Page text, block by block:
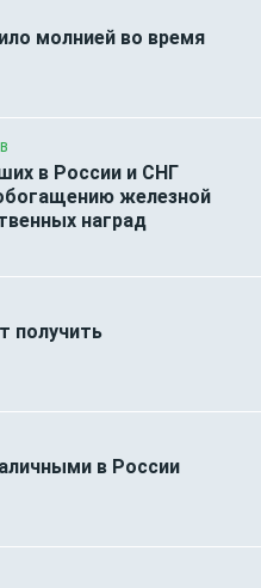
молнией во время
в России и СНГ
железной
наград
получить
в России